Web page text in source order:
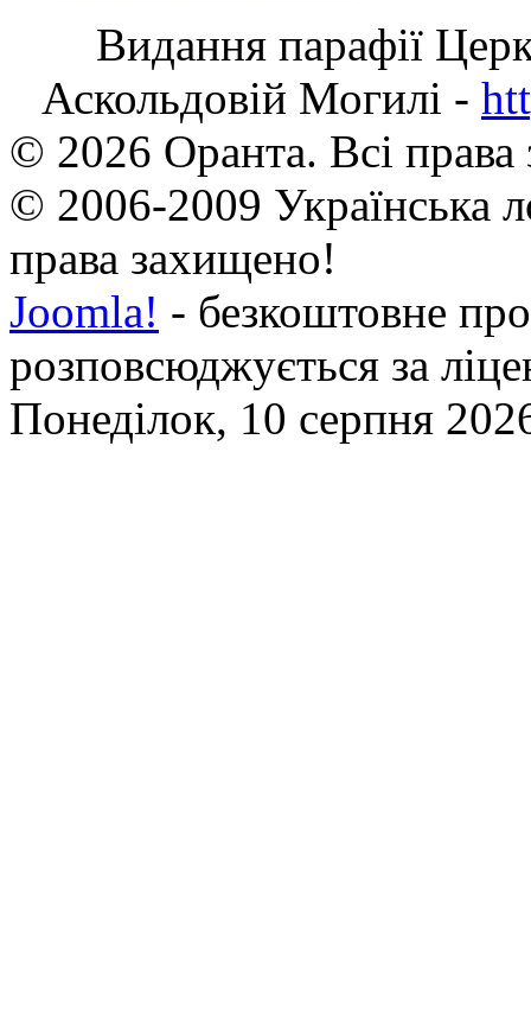
Видання парафії
Аскольдовій Могилі -
© 2026 Оранта. Всі
© 2006-2009 Українська
права захищено!
Joomla! - безкоштовне
розповсюджується за
Понеділок, 10 серпня